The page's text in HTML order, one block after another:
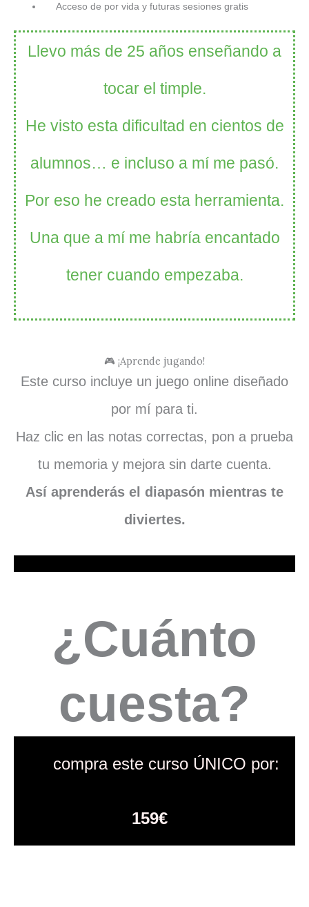
Acceso de por vida y futuras sesiones gratis
Llevo más de 25 años enseñando a
tocar el timple.
He visto esta dificultad en cientos de
alumnos… e incluso a mí me pasó.
Por eso he creado esta herramienta.
Una que a mí me habría encantado
tener cuando empezaba.
🎮 ¡Aprende jugando!
Este curso incluye un juego online diseñado
por mí para ti.
Haz clic en las notas correctas, pon a prueba
tu memoria y mejora sin darte cuenta.
Así aprenderás el diapasón mientras te
diviertes.
¿Cuánto
cuesta?
compra este curso ÚNICO por:
159€